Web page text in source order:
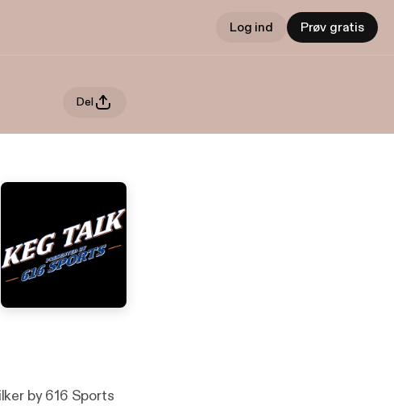
Log ind Prøv gratis
Del
by 616 Sports